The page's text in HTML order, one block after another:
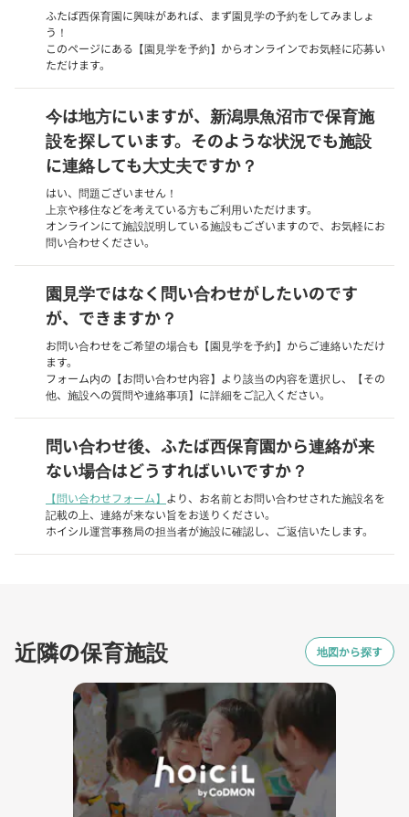
ふたば西保育園に興味があれば、まず園見学の予約をしてみましょ
う！
このページにある【園見学を予約】からオンラインでお気軽に応募い
ただけます。
今は地方にいますが、新潟県魚沼市で保育施
設を探しています。そのような状況でも施設
に連絡しても大丈夫ですか？
はい、問題ございません！
上京や移住などを考えている方もご利用いただけます。
オンラインにて施設説明している施設もございますので、お気軽にお
問い合わせください。
園見学ではなく問い合わせがしたいのです
が、できますか？
お問い合わせをご希望の場合も【園見学を予約】からご連絡いただけ
ます。
フォーム内の【お問い合わせ内容】より該当の内容を選択し、【その
他、施設への質問や連絡事項】に詳細をご記入ください。
問い合わせ後、ふたば西保育園から連絡が来
ない場合はどうすればいいですか？
【問い合わせフォーム】 より、お名前とお問い合わせされた施設名を
記載の上、連絡が来ない旨をお送りください。
ホイシル運営事務局の担当者が施設に確認し、ご返信いたします。
近隣の保育施設 地図から探す